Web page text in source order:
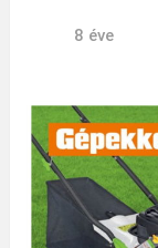
8 éve